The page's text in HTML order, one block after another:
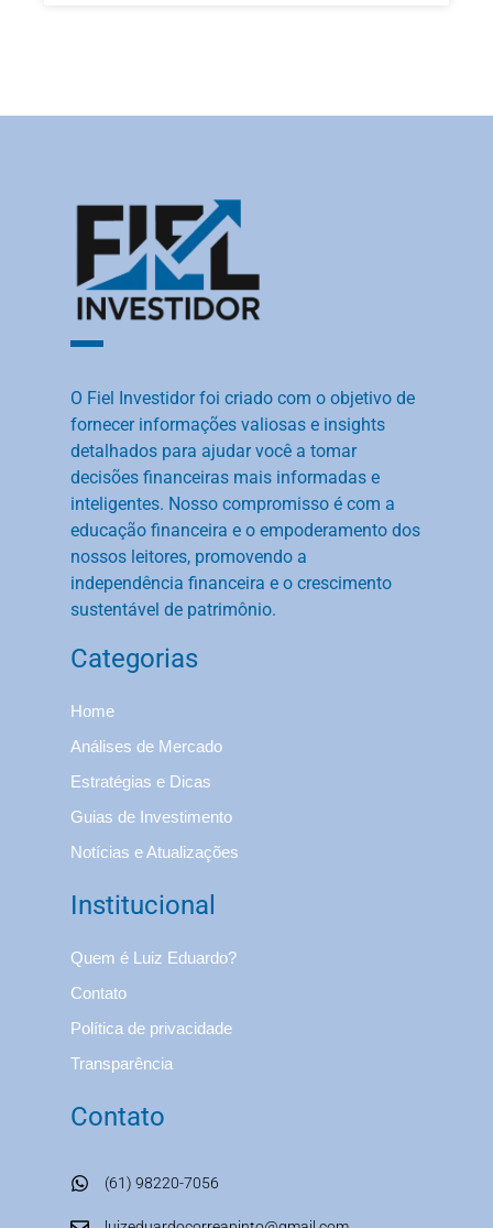
O Fiel Investidor foi criado com o objetivo de
fornecer informações valiosas e insights
detalhados para ajudar você a tomar
decisões financeiras mais informadas e
inteligentes. Nosso compromisso é com a
educação financeira e o empoderamento dos
nossos leitores, promovendo a
independência financeira e o crescimento
sustentável de patrimônio.
Categorias
Home
Análises de Mercado
Estratégias e Dicas
Guias de Investimento
Notícias e Atualizações
Institucional
Quem é Luiz Eduardo?
Contato
Política de privacidade
Transparência
Contato
(61) 98220-7056